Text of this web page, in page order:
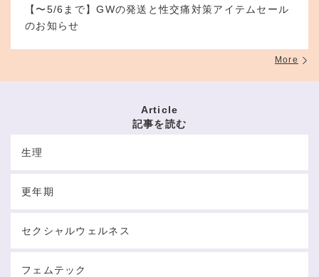
【〜5/6まで】GWの発送と性交痛対策アイテムセール
のお知らせ
More
Article
記事を読む
生理
更年期
セクシャルウェルネス
フェムテック